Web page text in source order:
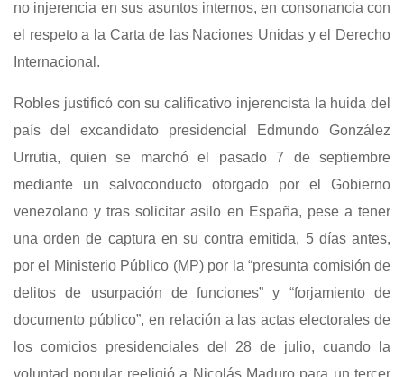
no injerencia en sus asuntos internos, en consonancia con
el respeto a la Carta de las Naciones Unidas y el Derecho
Internacional.
Robles justificó con su calificativo injerencista la huida del
país del excandidato presidencial Edmundo González
Urrutia, quien se marchó el pasado 7 de septiembre
mediante un salvoconducto otorgado por el Gobierno
venezolano y tras solicitar asilo en España, pese a tener
una orden de captura en su contra emitida, 5 días antes,
por el Ministerio Público (MP) por la “presunta comisión de
delitos de usurpación de funciones” y “forjamiento de
documento público”, en relación a las actas electorales de
los comicios presidenciales del 28 de julio, cuando la